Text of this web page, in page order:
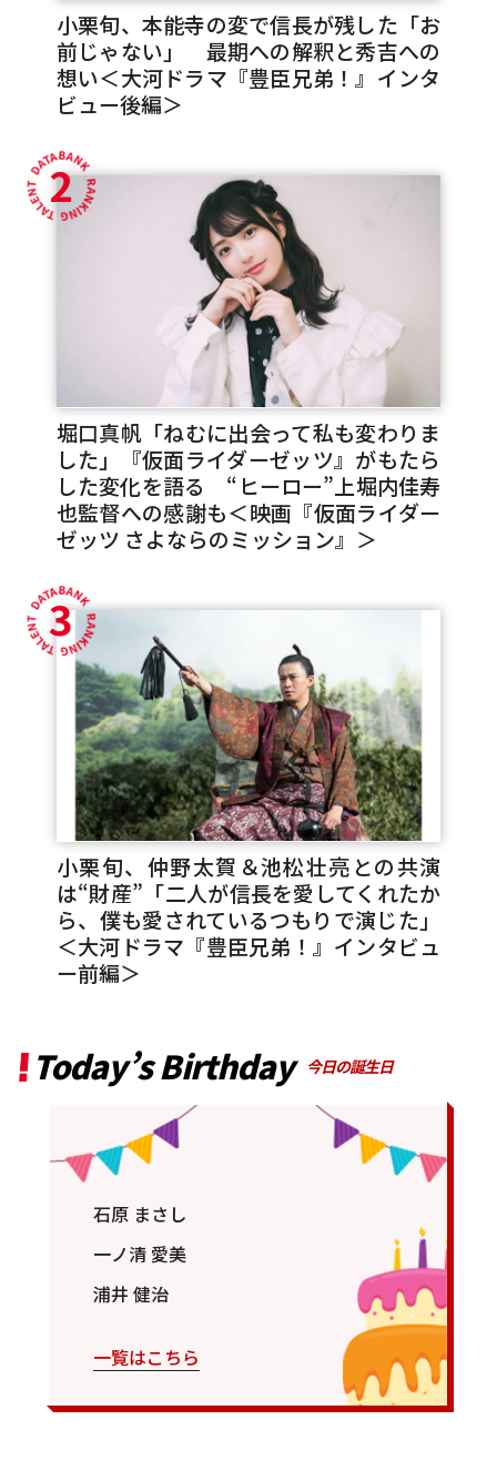
Today’s Birthday 今日の誕生日
石原 まさし
一ノ清 愛美
浦井 健治
一覧はこちら
小栗旬、本能寺の変で信長が残した「お
前じゃない」 最期への解釈と秀吉への
想い＜大河ドラマ『豊臣兄弟！』インタ
ビュー後編＞
2
堀口真帆「ねむに出会って私も変わりま
した」『仮面ライダーゼッツ』がもたら
した変化を語る “ヒーロー”上堀内佳寿
也監督への感謝も＜映画『仮面ライダー
ゼッツ さよならのミッション』＞
3
小栗旬、仲野太賀＆池松壮亮との共演
は“財産”「二人が信長を愛してくれたか
ら、僕も愛されているつもりで演じた」
＜大河ドラマ『豊臣兄弟！』インタビュ
ー前編＞